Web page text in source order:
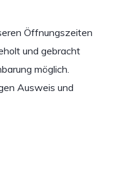
Öffnungszeiten
und gebracht
möglich.
Ausweis und